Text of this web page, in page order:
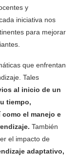
y
iniciativa nos
para mejorar
que enfrentan
Tales
al inicio de un
tiempo,
el manejo e
También
el impacto de
adaptativo,